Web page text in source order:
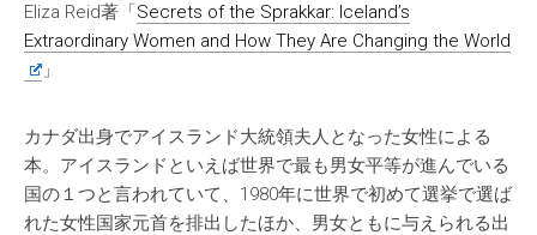
Eliza Reid著「Secrets of the Sprakkar: Iceland’s
Extraordinary Women and How They Are Changing the World
」
カナダ出身でアイスランド大統領夫人となった女性による
本。アイスランドといえば世界で最も男女平等が進んでいる
国の１つと言われていて、1980年に世界で初めて選挙で選ば
れた女性国家元首を排出したほか、男女ともに与えられる出